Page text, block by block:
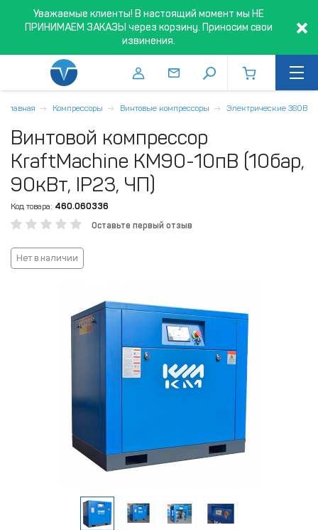
Уважаемые клиенты! В настоящий момент мы НЕ
ПРИНИМАЕМ ЗАКАЗЫ через корзину. Приносим свои
извинения.
Главная Компрессоры Винтовые компрессоры Электрические 380В
Винтовой компрессор
KraftMachine KM90-10пВ (10бар,
90кВт, IP23, ЧП)
Код товара: 460.060336
Оставьте первый отзыв
Нет в наличии